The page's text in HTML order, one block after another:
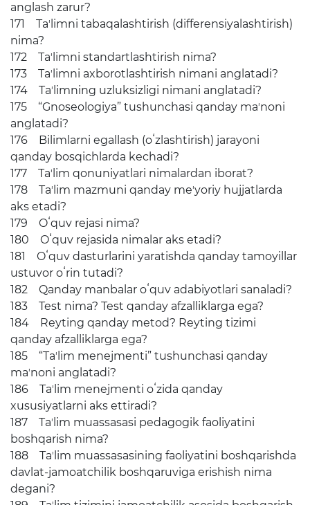
anglash zarur?
171 Taʼlimni tabaqalashtirish (differensiyalashtirish)
nima?
172 Taʼlimni standartlashtirish nima?
173 Taʼlimni axborotlashtirish nimani anglatadi?
174 Taʼlimning uzluksizligi nimani anglatadi?
175 “Gnoseologiya” tushunchasi qanday maʼnoni
anglatadi?
176 Bilimlarni egallash (oʻzlashtirish) jarayoni
qanday bosqichlarda kechadi?
177 Taʼlim qonuniyatlari nimalardan iborat?
178 Taʼlim mazmuni qanday meʼyoriy hujjatlarda
aks etadi?
179 Oʻquv rejasi nima?
180 Oʻquv rejasida nimalar aks etadi?
181 Oʻquv dasturlarini yaratishda qanday tamoyillar
ustuvor oʻrin tutadi?
182 Qanday manbalar oʻquv adabiyotlari sanaladi?
183 Test nima? Test qanday afzalliklarga ega?
184 Reyting qanday metod? Reyting tizimi
qanday afzalliklarga ega?
185 “Taʼlim menejmenti” tushunchasi qanday
maʼnoni anglatadi?
186 Taʼlim menejmenti oʻzida qanday
xususiyatlarni aks ettiradi?
187 Taʼlim muassasasi pedagogik faoliyatini
boshqarish nima?
188 Taʼlim muassasasining faoliyatini boshqarishda
davlat-jamoatchilik boshqaruviga erishish nima
degani?